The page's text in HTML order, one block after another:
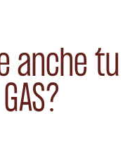
Torna all'inizio 
anche tu